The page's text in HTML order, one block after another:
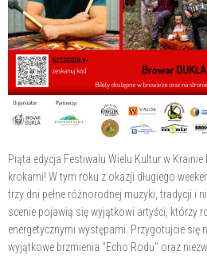
Piąta edycja Festiwalu Wielu Kultur w
krokami! W tym roku z okazji długiego
trzy dni pełne różnorodnej muzyki, tradycji i
scenie pojawią się wyjątkowi artyści, którzy
energetycznymi występami. Przygotujcie się
wyjątkowe brzmienia "Echo Rodu" oraz